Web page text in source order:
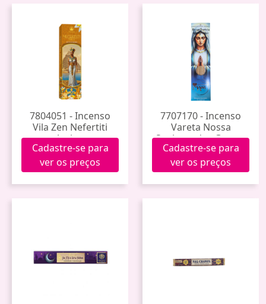
7804051 - Incenso
Vila Zen Nefertiti
Ambar
Cadastre-se para
ver os preços
7707170 - Incenso
Vareta Nossa
Senhora das Graças
Noa
Cadastre-se para
ver os preços